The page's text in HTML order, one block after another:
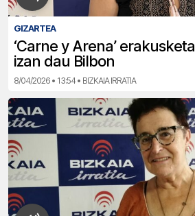
GIZARTEA
‘Carne y Arena’
izan dau Bilbon
8/04/2026 • 13:54 • BIZKAIA IRRATIA